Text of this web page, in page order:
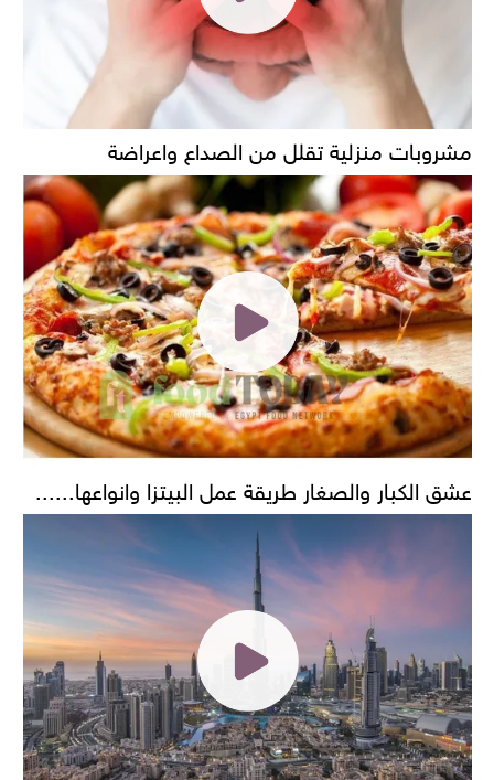
مشروبات منزلية تقلل من الصداع واعراضة
عشق الكبار والصغار طريقة عمل البيتزا وانواعها......